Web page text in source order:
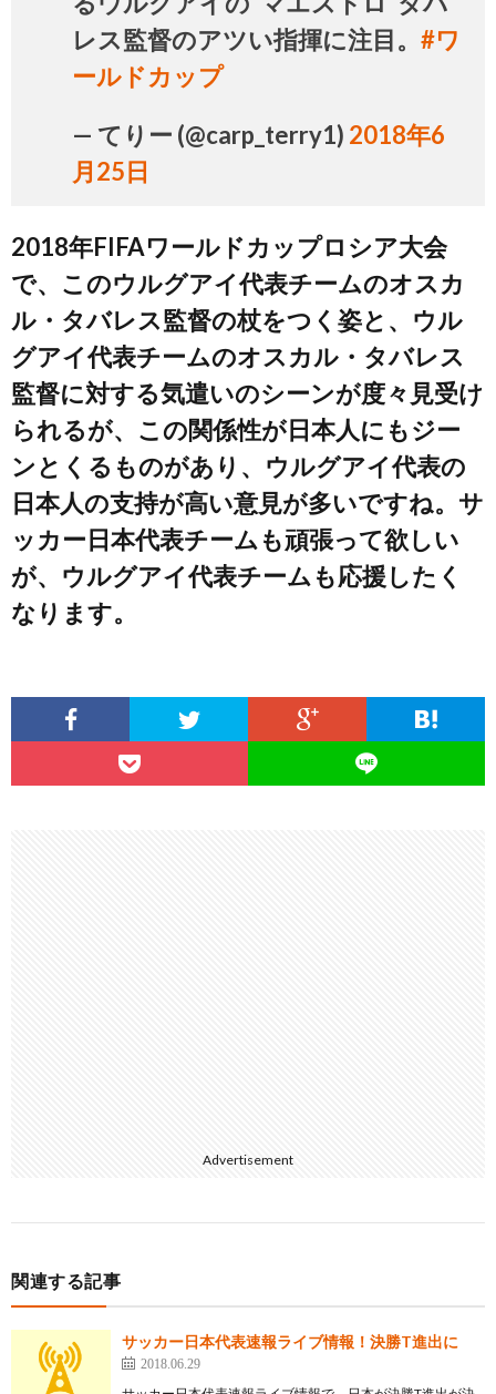
レス監督のアツい指揮に注目。 #ワ
ールドカップ
— てりー (@carp_terry1) 2018年6
月25日
2018年FIFAワールドカップロシア大会
で、このウルグアイ代表チームのオスカ
ル・タバレス監督の杖をつく姿と、ウル
グアイ代表チームのオスカル・タバレス
監督に対する気遣いのシーンが度々見受け
られるが、この関係性が日本人にもジー
ンとくるものがあり、ウルグアイ代表の
日本人の支持が高い意見が多いですね。サ
ッカー日本代表チームも頑張って欲しい
が、ウルグアイ代表チームも応援したく
なります。
Advertisement
関連する記事
サッカー日本代表速報ライブ情報！決勝T進出に
2018.06.29